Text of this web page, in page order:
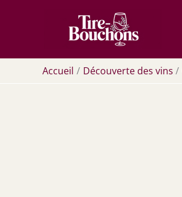
Accueil Découverte des vins